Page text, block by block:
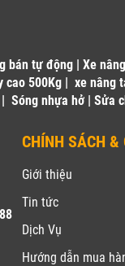
bán tự động | Xe
cao 500Kg | xe nâng
| Sóng nhựa hở | Sửa
CHÍNH SÁCH &
Giới thiệu
Tin tức
Dịch Vụ
Hướng dẫn mua